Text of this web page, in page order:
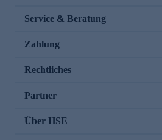
Service & Beratung
Zahlung
Rechtliches
Partner
Über HSE